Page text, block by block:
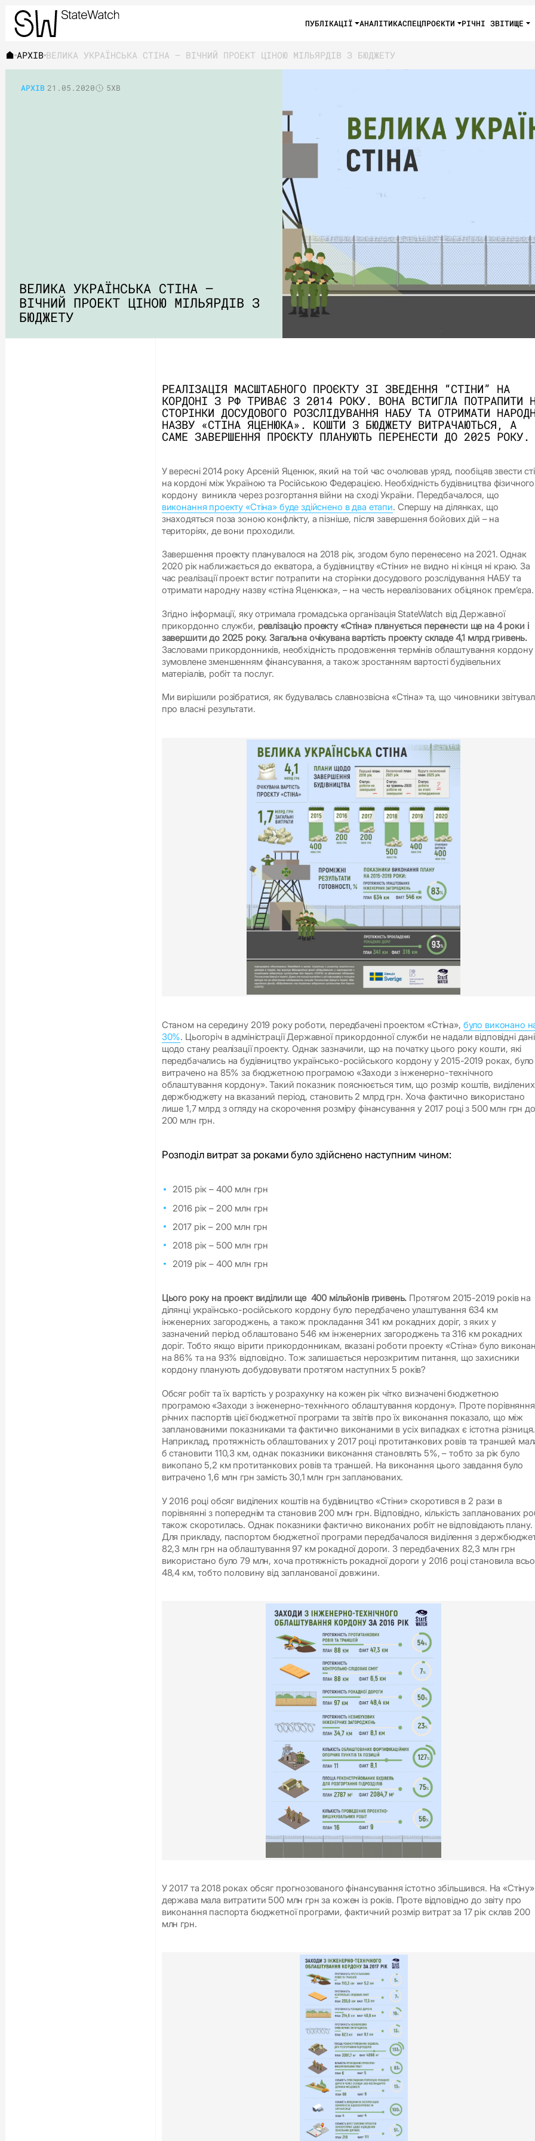
ПУБЛІКАЦІЇ АНАЛІТИКАСПЕЦПРОЄКТИ РІЧНІ ЗВІТИЩЕ
АРХІВВЕЛИКА УКРАЇНСЬКА СТІНА – ВІЧНИЙ ПРОЕКТ ЦІНОЮ МІЛЬЯРДІВ З БЮДЖЕТУ
АРХІВ 21.05.2020 5ХВ
ВЕЛИКА УКРАЇНСЬКА СТІНА –
ВІЧНИЙ ПРОЕКТ ЦІНОЮ МІЛЬЯРДІВ З
БЮДЖЕТУ
РЕАЛІЗАЦІЯ МАСШТАБНОГО ПРОЄКТУ ЗІ ЗВЕДЕННЯ “СТІНИ” НА
КОРДОНІ З РФ ТРИВАЄ З 2014 РОКУ. ВОНА ВСТИГЛА ПОТРАПИТИ
СТОРІНКИ ДОСУДОВОГО РОЗСЛІДУВАННЯ НАБУ ТА ОТРИМАТИ
НАЗВУ «СТІНА ЯЦЕНЮКА». КОШТИ З БЮДЖЕТУ ВИТРАЧАЮТЬСЯ, А
САМЕ ЗАВЕРШЕННЯ ПРОЄКТУ ПЛАНУЮТЬ ПЕРЕНЕСТИ ДО 2025 РОКУ.
У вересні 2014 року Арсеній Яценюк, який на той час очолював уряд, пообіцяв звести
на кордоні між Україною та Російською Федерацією. Необхідність будівництва фізичного
кордону виникла через розгортання війни на сході України. Передбачалося, що
виконання проекту «Стіна» буде здійснено в два етапи. Спершу на ділянках, що
знаходяться поза зоною конфлікту, а пізніше, після завершення бойових дій – на
територіях, де вони проходили.
Завершення проекту планувалося на 2018 рік, згодом було перенесено на 2021. Однак
2020 рік наближається до екватора, а будівництву «Стіни» не видно ні кінця ні краю. За
час реалізації проект встиг потрапити на сторінки досудового розслідування НАБУ та
отримати народну назву «стіна Яценюка», – на честь нереалізованих обіцянок прем’єра.
Згідно інформації, яку отримала громадська організація StateWatch від Державної
прикордонно служби, реалізацію проекту «Стіна» планується перенести ще на 4 роки і
завершити до 2025 року. Загальна очікувана вартість проекту складе 4,1 млрд гривень.
Засловами прикордонників, необхідність продовження термінів облаштування кордону
зумовлене зменшенням фінансування, а також зростанням вартості будівельних
матеріалів, робіт та послуг.
Ми вирішили розібратися, як будувалась славнозвісна «Стіна» та, що чиновники
про власні результати.
Станом на середину 2019 року роботи, передбачені проектом «Стіна», було виконано
30%. Цьогоріч в адміністрації Державної прикордонної служби не надали відповідні дані
щодо стану реалізації проекту. Однак зазначили, що на початку цього року кошти, які
передбачались на будівництво українсько-російського кордону у 2015-2019 роках, було
витрачено на 85% за бюджетною програмою «Заходи з інженерно-технічного
облаштування кордону». Такий показник пояснюється тим, що розмір коштів,
держбюджету на вказаний період, становить 2 млрд грн. Хоча фактично використано
лише 1,7 млрд з огляду на скорочення розміру фінансування у 2017 році з 500 млн грн до
200 млн грн.
Розподіл витрат за роками було здійснено наступним чином:
2015 рік – 400 млн грн
2016 рік – 200 млн грн
2017 рік – 200 млн грн
2018 рік – 500 млн грн
2019 рік – 400 млн грн
Цього року на проект виділили ще 400 мільйонів гривень. Протягом 2015-2019 років на
ділянці українсько-російського кордону було передбачено улаштування 634 км
інженерних загороджень, а також прокладання 341 км рокадних доріг, з яких у
зазначений період облаштовано 546 км інженерних загороджень та 316 км рокадних
доріг. Тобто якщо вірити прикордонникам, вказані роботи проекту «Стіна» було
на 86% та на 93% відповідно. Тож залишається нерозкритим питання, що захисники
кордону планують добудовувати протягом наступних 5 років?
Обсяг робіт та їх вартість у розрахунку на кожен рік чітко визначені бюджетною
програмою «Заходи з інженерно-технічного облаштування кордону». Проте порівняння
річних паспортів цієї бюджетної програми та звітів про їх виконання показало, що між
запланованими показниками та фактично виконаними в усіх випадках є істотна різниця.
Наприклад, протяжність облаштованих у 2017 році протитанкових ровів та траншей
б становити 110,3 км, однак показники виконання становлять 5%, – тобто за рік було
викопано 5,2 км протитанкових ровів та траншей. На виконання цього завдання було
витрачено 1,6 млн грн замість 30,1 млн грн запланованих.
У 2016 році обсяг виділених коштів на будівництво «Стіни» скоротився в 2 рази в
порівнянні з попереднім та становив 200 млн грн. Відповідно, кількість запланованих
також скоротилась. Однак показники фактично виконаних робіт не відповідають плану.
Для прикладу, паспортом бюджетної програми передбачалося виділення з
82,3 млн грн на облаштування 97 км рокадної дороги. З передбачених 82,3 млн грн
використано було 79 млн, хоча протяжність рокадної дороги у 2016 році становила
48,4 км, тобто половину від запланованої довжини.
У 2017 та 2018 роках обсяг прогнозованого фінансування істотно збільшився. На «Стіну»
держава мала витратити 500 млн грн за кожен із років. Проте відповідно до звіту про
виконання паспорта бюджетної програми, фактичний розмір витрат за 17 рік склав 200
млн грн.